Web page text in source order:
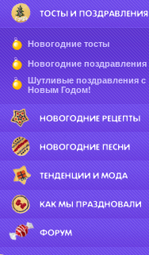
Новогодние тосты
Новогодние поздравления
Шутливые поздравления с
Новым Годом!